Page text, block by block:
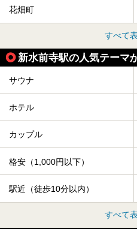
花畑町
すべて
新水前寺駅の人気テーマ
サウナ
ホテル
カップル
格安（1,000円以下）
駅近（徒歩10分以内）
すべて